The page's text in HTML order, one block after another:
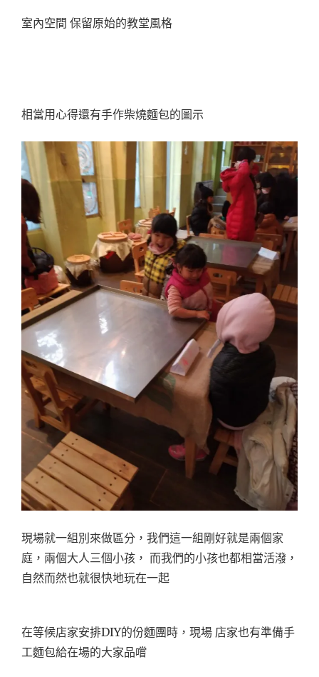
室內空間 保留原始的教堂風格
相當用心得還有手作柴燒麵包的圖示
現場就一組別來做區分，我們這一組剛好就是兩個家
庭，兩個大人三個小孩， 而我們的小孩也都相當活潑，
自然而然也就很快地玩在一起
在等候店家安排DIY的份麵團時，現場 店家也有準備手
工麵包給在場的大家品嚐